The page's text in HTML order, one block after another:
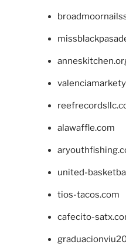
alawaffle.com
united-
tios-tacos.com
cafecito-